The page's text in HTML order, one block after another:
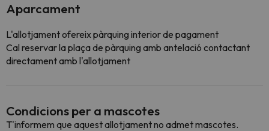
Aparcament
L'allotjament ofereix pàrquing interior de pagament
Cal reservar la plaça de pàrquing amb antelació contactant
directament amb l'allotjament
Condicions per a mascotes
T'informem que aquest allotjament no admet mascotes.